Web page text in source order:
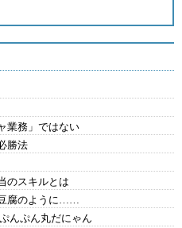
業務」ではない
勝法
のスキルとは
腐のように……
んぷん丸だにゃん